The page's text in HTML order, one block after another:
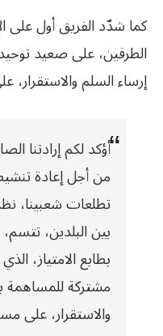
كما شدّد الفريق أول على
الطرفين، على صعيد
إرساء السلم
أؤكد لكم إرادتنا
من أجل إعادة
تطلعات شعبينا،
بين البلدين،
بطابع الامتياز،
مشتركة للمساهمة
والاستقرار، على